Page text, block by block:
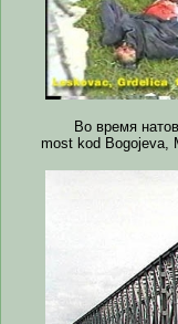
Во время
most kod Bogojeva,